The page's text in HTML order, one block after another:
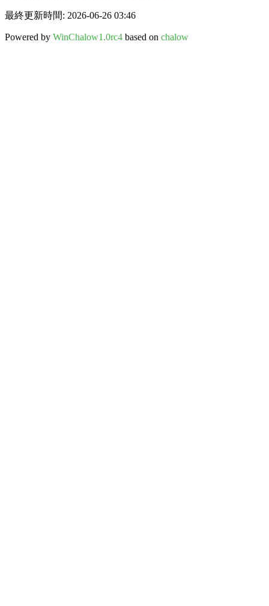
最終更新時間: 2026-06-26 03:46
Powered by WinChalow1.0rc4 based on chalow